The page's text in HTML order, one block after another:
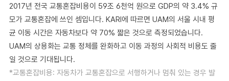
2017년 전국 교통혼잡비용이 59조 6천억 원으로 GDP의 약 3.4% 규
모가 교통혼잡에 쓰인 셈입니다. KARI에 따르면 UAM의 서울 시내 평
균 이동 시간은 자동차보다 약 70% 짧은 것으로 측정되었습니다.
UAM의 상용화는 교통 정체를 완화하고 이동 과정의 사회적 비용도 줄
일 것으로 기대됩니다.
*교통혼잡비용: 자동차가 교통혼잡으로 서행하거나 멈춰 있는 경우 발